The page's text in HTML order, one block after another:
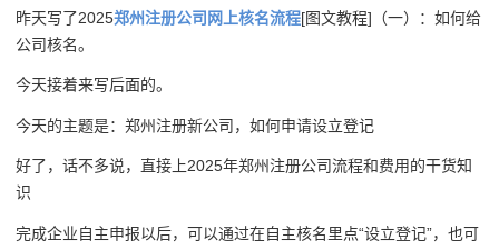
昨天写了2025郑州注册公司网上核名流程[图文教程]（一）：如何给
公司核名。
今天接着来写后面的。
今天的主题是：郑州注册新公司，如何申请设立登记
好了，话不多说，直接上2025年郑州注册公司流程和费用的干货知
识
完成企业自主申报以后，可以通过在自主核名里点“设立登记”，也可